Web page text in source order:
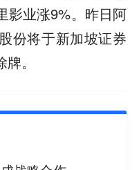
影业涨9%。昨日阿
份将于新加坡证券
。